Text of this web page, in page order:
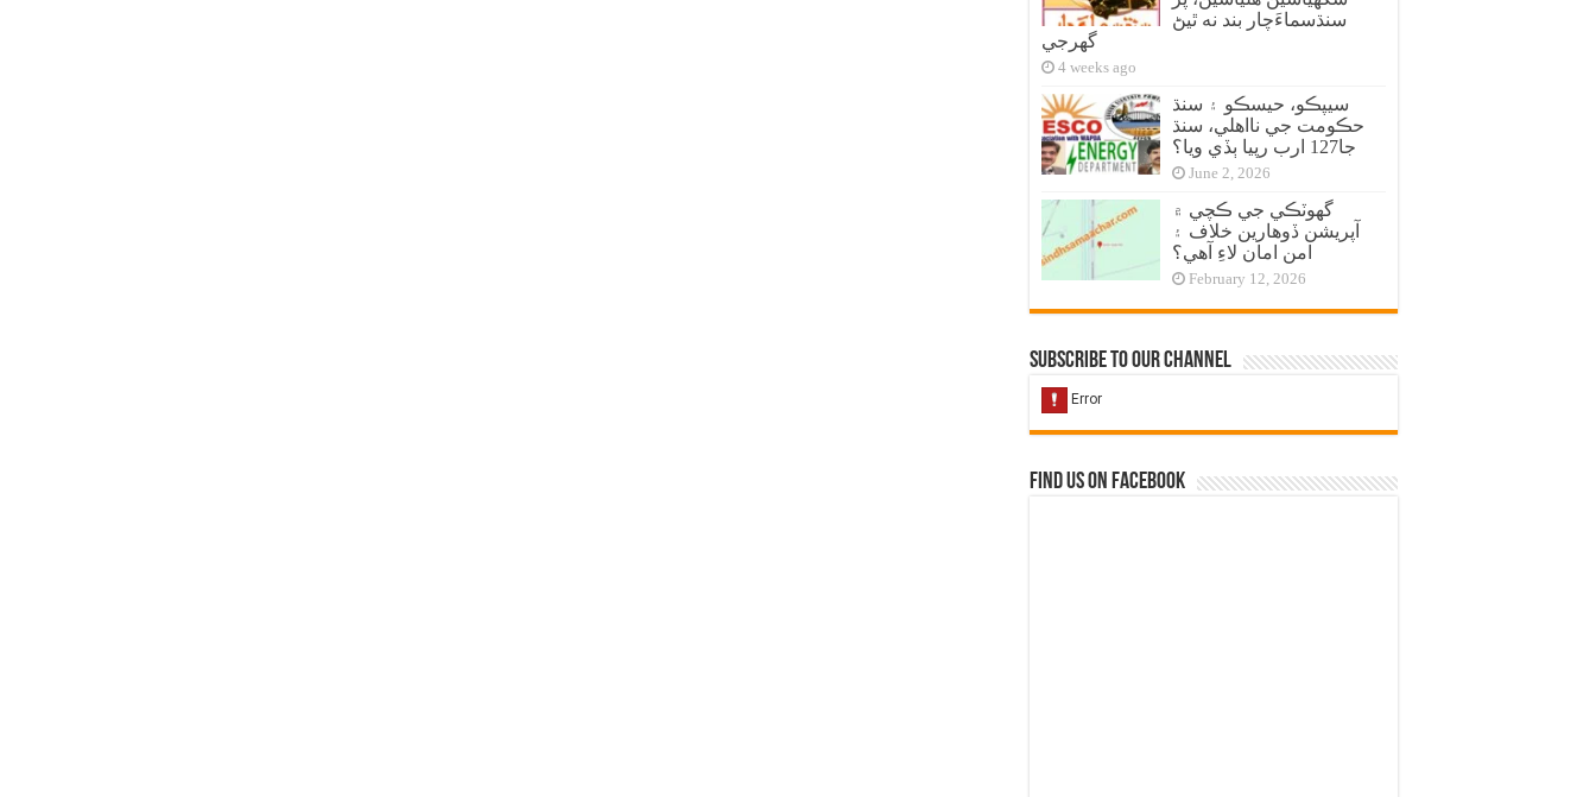
سنڌسماءَچار بند نه ٿيڻ
گهرجي
4 weeks ago
سيپڪو، حيسڪو ۽ سنڌ
حڪومت جي نااهلي، سنڌ
جا127 ارب رپيا ٻڏي ويا؟
June 2, 2026
گهوٽڪي جي ڪچي ۾
آپريشن ڏوهارين خلاف ۽
امن امان لاءِ آهي؟
February 12, 2026
Subscribe to our Channel
Find us on Facebook